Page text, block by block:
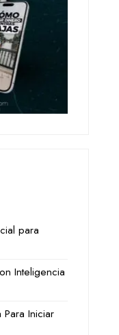
para
Inteligencia
Iniciar